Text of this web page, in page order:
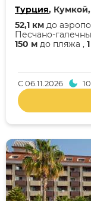
Турция, Кумкой,
150 м до пляжа ,
Песчано-
52,1 км до
С06.11.2026